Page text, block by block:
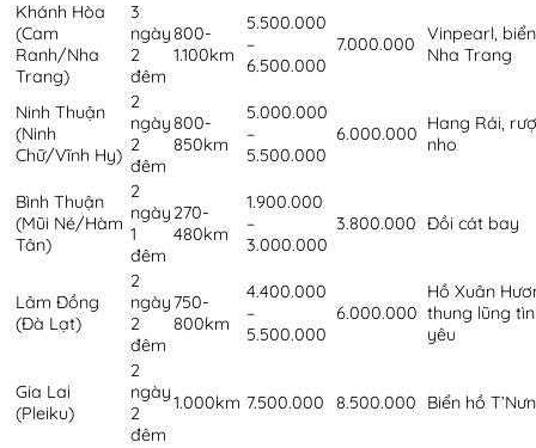
Khánh Hòa
(Cam
Ranh/Nha
Trang)
3
ngày
2
đêm
800-
1.100km
5.500.000
–
6.500.000
7.000.000
Vinpearl, biển
Nha Trang
Ninh Thuận
(Ninh
Chữ/Vĩnh Hy)
2
ngày
2
đêm
800-
850km
5.000.000
–
5.500.000
6.000.000 Hang Rái,
nho
Bình Thuận
(Mũi Né/Hàm
Tân)
2
ngày
1
đêm
270-
480km
1.900.000
–
3.000.000
3.800.000 Đồi cát bay
Lâm Đồng
(Đà Lạt)
2
ngày
2
đêm
750-
800km
4.400.000
–
5.500.000
6.000.000
Hồ Xuân
thung lũng
yêu
Gia Lai
(Pleiku)
2
ngày
2
đêm
1.000km 7.500.000 8.500.000 Biển hồ